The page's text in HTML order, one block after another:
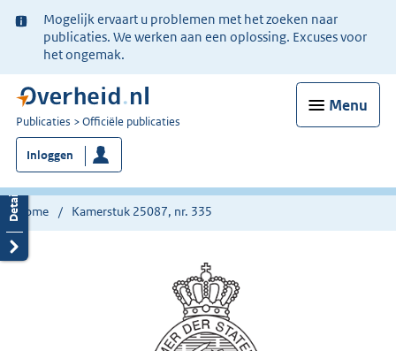
Ter
informatie:
Mogelijk ervaart u problemen met het zoeken naar
publicaties. We werken aan een oplossing. Excuses voor
het ongemak.
Menu
U
bent
nu
hier:
Publicaties Officiële publicaties
Inloggen
Home Kamerstuk 25087, nr. 335